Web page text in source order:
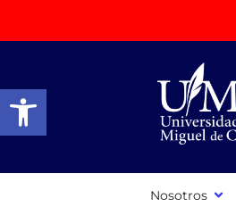
Abrir barra de
Nosotros